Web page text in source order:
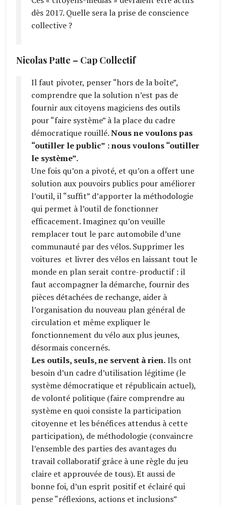
dès 2017. Quelle sera la prise de conscience
collective ?
Nicolas Patte – Cap Collectif
Il faut pivoter, penser “hors de la boîte”,
comprendre que la solution n’est pas de
fournir aux citoyens magiciens des outils
pour “faire système” à la place du cadre
démocratique rouillé.Nous ne voulons pas
“outiller le public” : nous voulons “outiller
le système”.
Une fois qu’on a pivoté, et qu’on a offert une
solution aux pouvoirs publics pour améliorer
l’outil, il “suffit” d’apporter la méthodologie
qui permet à l’outil de fonctionner
efficacement. Imaginez qu’on veuille
remplacer tout le parc automobile d’une
communauté par des vélos. Supprimer les
voitures et livrer des vélos en laissant tout le
monde en plan serait contre-productif : il
faut accompagner la démarche, fournir des
pièces détachées de rechange, aider à
l’organisation du nouveau plan général de
circulation et même expliquer le
fonctionnement du vélo aux plus jeunes,
désormais concernés.
Les outils, seuls, ne servent à rien.Ils ont
besoin d’un cadre d’utilisation légitime (le
système démocratique et républicain actuel),
de volonté politique (faire comprendre au
système en quoi consiste la participation
citoyenne et les bénéfices attendus à cette
participation), de méthodologie (convaincre
l’ensemble des parties des avantages du
travail collaboratif grâce à une règle du jeu
claire et approuvée de tous). Et aussi de
bonne foi, d’un esprit positif et éclairé qui
pense “réflexions, actions et inclusions”